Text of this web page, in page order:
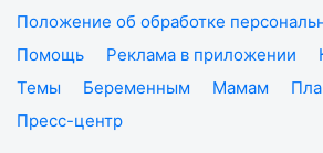
Положение об обработке
Помощь
Реклама в приложении
Темы
Беременным Мамам
Пресс-центр